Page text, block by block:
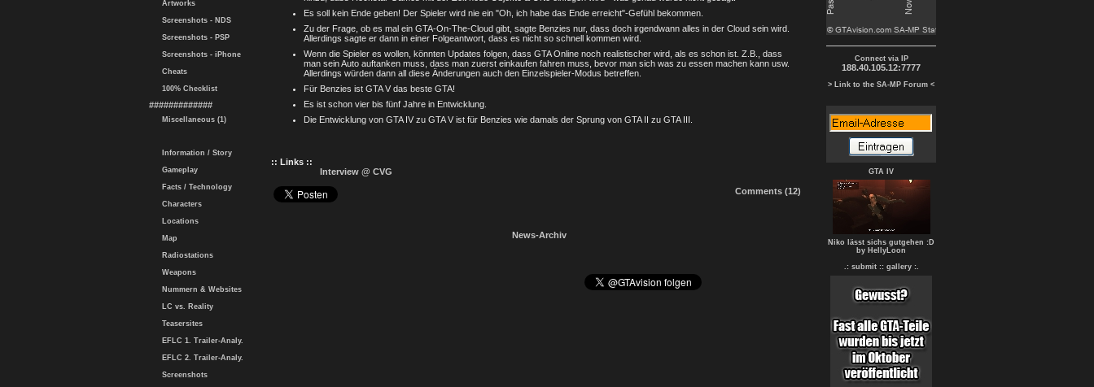
Artworks
Screenshots - NDS
Screenshots - PSP
Screenshots - iPhone
Cheats
100% Checklist
#############
Miscellaneous (1)
Information / Story
Gameplay
Facts / Technology
Characters
Locations
Map
Radiostations
Weapons
Nummern & Websites
LC vs. Reality
Teasersites
EFLC 1. Trailer-Analy.
EFLC 2. Trailer-Analy.
Screenshots
Es soll kein Ende geben! Der Spieler wird nie ein "Oh, ich habe das Ende erreicht"-Gefühl bekommen.
Zu der Frage, ob es mal ein GTA-On-The-Cloud gibt, sagte Benzies nur, dass doch irgendwann alles in der Cloud sein wird.
Allerdings sagte er dann in einer Folgeantwort, dass es nicht so schnell kommen wird.
Wenn die Spieler es wollen, könnten Updates folgen, dass GTA Online noch realistischer wird, als es schon ist. Z.B., dass
man sein Auto auftanken muss, dass man zuerst einkaufen fahren muss, bevor man sich was zu essen machen kann usw.
Allerdings würden dann all diese Änderungen auch den Einzelspieler-Modus betreffen.
Für Benzies ist GTA V das beste GTA!
Es ist schon vier bis fünf Jahre in Entwicklung.
Die Entwicklung von GTA IV zu GTA V ist für Benzies wie damals der Sprung von GTA II zu GTA III.
:: Links ::
Interview @ CVG
Comments (12)
News-Archiv
Connect via IP
188.40.105.12:7777
> Link to the SA-MP Forum <
GTA IV
Niko lässt sichs gutgehen :D
by HellyLoon
.: submit : : gallery :.